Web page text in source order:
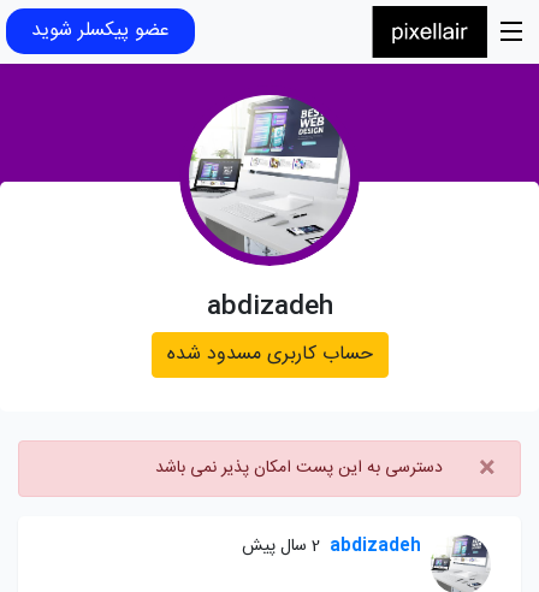
عضو پیکسلر شوید
abdizadeh
حساب کاربری مسدود شده
× دسترسی به این پست امکان پذیر نمی باشد
abdizadeh 2 سال پیش